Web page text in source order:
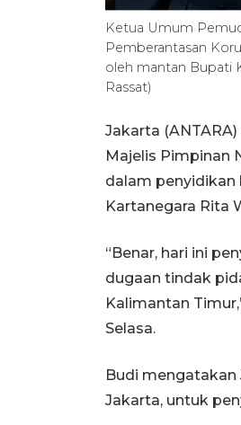
Ketua Umum
Pemberantasan
oleh mantan Bupati
Rassat)
Jakarta
Majelis Pimpinan
dalam
Kartanegara Rita
“Benar, hari ini
dugaan tindak
Kalimantan
Selasa.
Budi mengatakan
Jakarta, untuk